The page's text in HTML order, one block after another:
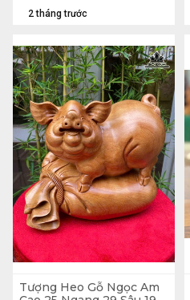
2 tháng trước
Tượng Heo Gỗ Ngọc Am